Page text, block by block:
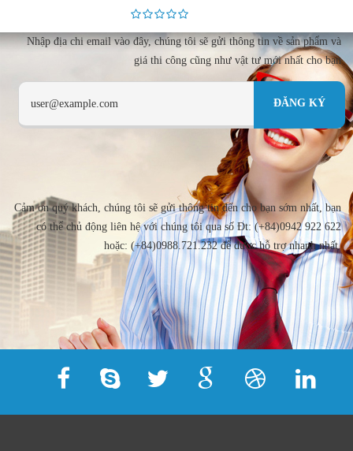
Nhập địa chi email vào đây, chúng tôi sẽ gửi thông tin về sản phẩm và
giá thi công cũng như vật tư mới nhất cho bạn
Cảm ơn quý khách, chúng tôi sẽ gửi thông tin đến cho bạn sớm nhất, bạn
có thể chủ động liên hệ với chúng tôi qua số Đt: (+84)0942 922 622
hoặc: (+84)0988.721.232 để được hỗ trợ nhanh nhất.